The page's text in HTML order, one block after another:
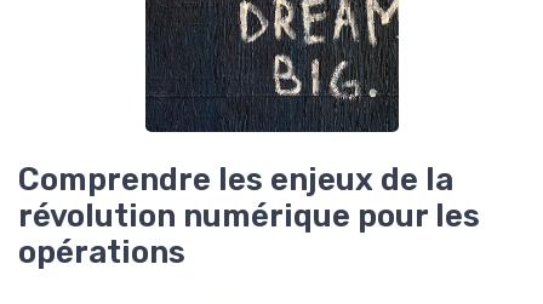
Comprendre les enjeux de la
révolution numérique pour les
opérations